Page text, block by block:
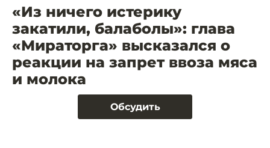
«Из ничего истерику
закатили, балаболы»: глава
«Мираторга» высказался о
реакции на запрет ввоза мяса
и молока
Обсудить